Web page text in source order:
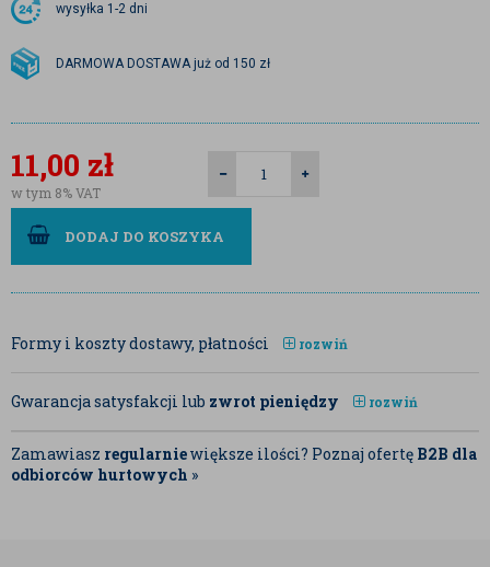
wysyłka 1-2 dni
DARMOWA DOSTAWA już od 150 zł
11,00 zł
w tym 8% VAT
DODAJ DO KOSZYKA
Formy i koszty dostawy, płatności rozwiń
Gwarancja satysfakcji lub zwrot pieniędzy rozwiń
Zamawiasz regularniewiększe ilości? Poznaj ofertę B2B dla
odbiorców hurtowych »